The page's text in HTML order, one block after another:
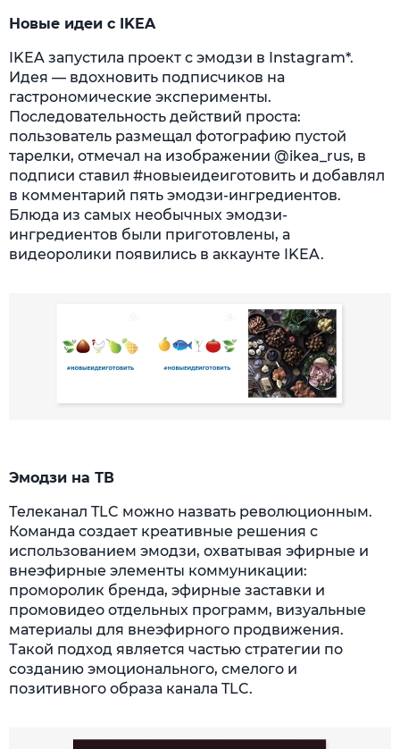
Новые идеи с IKEA
IKEA запустила проект с эмодзи в Instagram*.
Идея — вдохновить подписчиков на
гастрономические эксперименты.
Последовательность действий проста:
пользователь размещал фотографию пустой
тарелки, отмечал на изображении @ikea_rus, в
подписи ставил #новыеидеиготовить и добавлял
в комментарий пять эмодзи-ингредиентов.
Блюда из самых необычных эмодзи-
ингредиентов были приготовлены, а
видеоролики появились в аккаунте IKEA.
Эмодзи на ТВ
Телеканал TLC можно назвать революционным.
Команда создает креативные решения с
использованием эмодзи, охватывая эфирные и
внеэфирные элементы коммуникации:
проморолик бренда, эфирные заставки и
промовидео отдельных программ, визуальные
материалы для внеэфирного продвижения.
Такой подход является частью стратегии по
созданию эмоционального, смелого и
позитивного образа канала TLC.